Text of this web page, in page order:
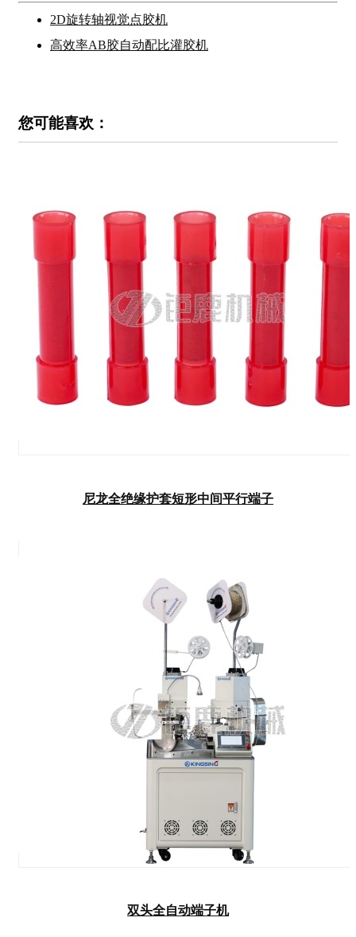
2D旋转轴视觉点胶机
高效率AB胶自动配比灌胶机
您可能喜欢：
尼龙全绝缘护套短形中间平行端子
双头全自动端子机